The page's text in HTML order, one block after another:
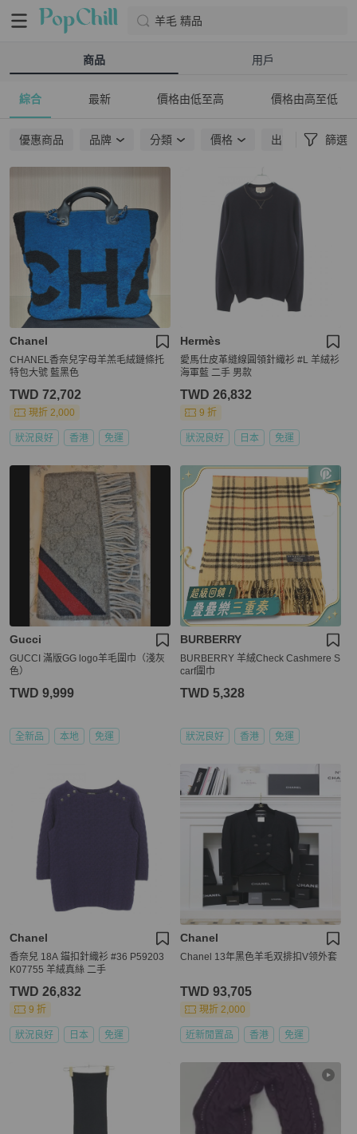
羊毛 精品
商品 用戶
綜合 最新 價格由低至高 價格由高至低
優惠商品 品牌 分類 價格 出貨地點 篩選
Chanel
CHANEL香奈兒字母羊羔毛絨鏈條托
特包大號 藍黑色
TWD 72,702
現折 2,000
狀況良好 香港 免運
Hermès
愛馬仕皮革縫線圓領針織衫 #L 羊絨衫
海軍藍 二手 男款
TWD 26,832
9 折
狀況良好 日本 免運
Gucci
GUCCI 滿版GG logo羊毛圍巾（淺灰
色）
TWD 9,999
全新品 本地 免運
BURBERRY
BURBERRY 羊絨Check Cashmere S
carf圍巾
TWD 5,328
狀況良好 香港 免運
Chanel
香奈兒 18A 錨扣針織衫 #36 P59203
K07755 羊絨真絲 二手
TWD 26,832
9 折
狀況良好 日本 免運
Chanel
Chanel 13年黑色羊毛双排扣V领外套
TWD 93,705
現折 2,000
近新閒置品 香港 免運